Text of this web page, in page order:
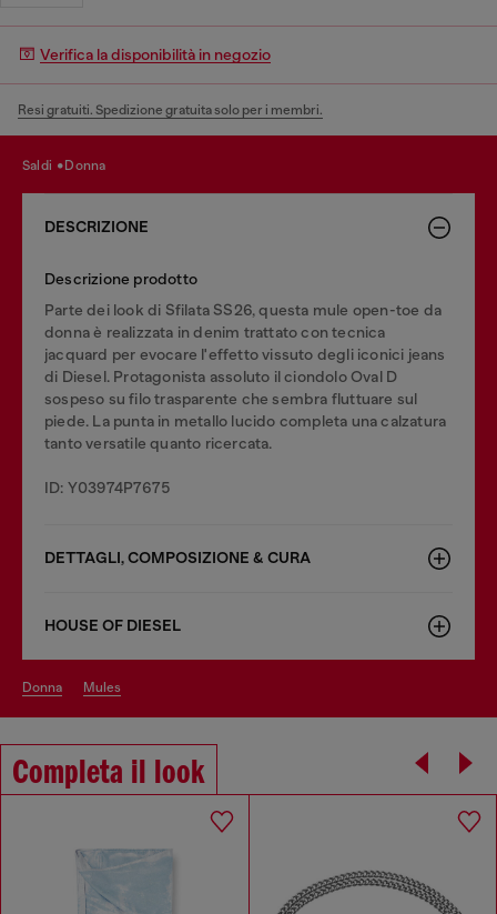
Verifica la disponibilità in negozio
Resi gratuiti. Spedizione gratuita solo per i membri.
saldi donna
DESCRIZIONE
Descrizione prodotto
Parte dei look di Sfilata SS26, questa mule open-toe da
donna è realizzata in denim trattato con tecnica
jacquard per evocare l'effetto vissuto degli iconici jeans
di Diesel. Protagonista assoluto il ciondolo Oval D
sospeso su filo trasparente che sembra fluttuare sul
piede. La punta in metallo lucido completa una calzatura
tanto versatile quanto ricercata.
ID: Y03974P7675
DETTAGLI, COMPOSIZIONE & CURA
HOUSE OF DIESEL
donna mules
Completa il look